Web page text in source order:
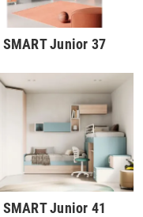
SMART Junior 37
SMART Junior 41